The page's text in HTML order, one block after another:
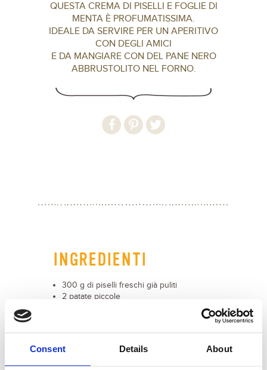
Consent Details About
QUESTA CREMA DI PISELLI E FOGLIE DI
MENTA È PROFUMATISSIMA.
IDEALE DA SERVIRE PER UN APERITIVO
CON DEGLI AMICI
E DA MANGIARE CON DEL PANE NERO
ABBRUSTOLITO NEL FORNO.
INGREDIENTI
300 g di piselli freschi già puliti
2 patate piccole
2 cucchiai di panna da cucina
3 rametti di menta fresca
Sale